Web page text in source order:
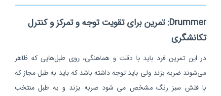
Drummer: تمرین برای تقویت توجه و تمرکز و کنترل
تکانشگری
در این تمرین فرد باید با دقت و هماهنگی، روی طبل‌هایی که ظاهر
می‌شوند ضربه بزند ولی باید توجه داشته باشد که باید به طبل مجاز که
با فلش سبز رنگ مشخص می شود ضربه بزند و به طبل منتخب